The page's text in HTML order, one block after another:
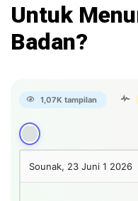
Untuk
Badan?
1,07K tampilan
Sounak, 23 Juni 1 2026